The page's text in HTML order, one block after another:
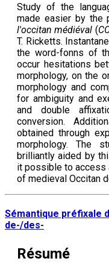
Study of the
made easier by the
l'occitan médiéval (
T. Ricketts.
the word-fonns of
occur hesitations
morphology, on the
morphology and
for ambiguity and
and double
conversion.
obtained through
morphology. The
brilliantly aided by
it possible to access
of medieval Occitan
Sémantique préfixale
de-/des-
Résumé